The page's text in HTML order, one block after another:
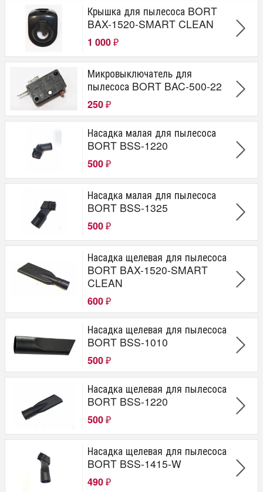
Крышка для пылесоса BORT
BAX-1520-SMART CLEAN
1 000 ₽
Микровыключатель для
пылесоса BORT BAC-500-22
250 ₽
Насадка малая для пылесоса
BORT BSS-1220
500 ₽
Насадка малая для пылесоса
BORT BSS-1325
500 ₽
Насадка щелевая для пылесоса
BORT BAX-1520-SMART
CLEAN
600 ₽
Насадка щелевая для пылесоса
BORT BSS-1010
500 ₽
Насадка щелевая для пылесоса
BORT BSS-1220
500 ₽
Насадка щелевая для пылесоса
BORT BSS-1415-W
490 ₽